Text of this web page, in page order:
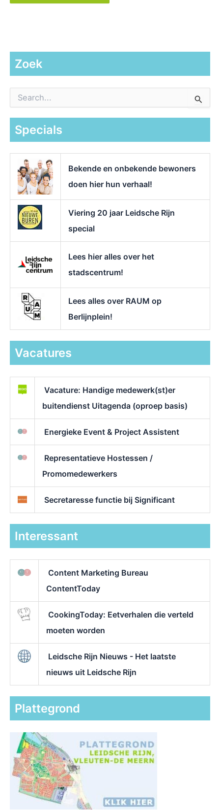
Zoek
a
Specials
Bekende en onbekende bewoners
doen hier hun verhaal!
Viering 20 jaar Leidsche Rijn
special
Lees hier alles over het
stadscentrum!
Lees alles over RAUM op
Berlijnplein!
Vacatures
Vacature: Handige medewerk(st)er
buitendienst Uitagenda (oproep basis)
Energieke Event & Project Assistent
Representatieve Hostessen /
Promomedewerkers
Secretaresse functie bij Significant
Interessant
Content Marketing Bureau
ContentToday
CookingToday: Eetverhalen die verteld
moeten worden
Leidsche Rijn Nieuws - Het laatste
nieuws uit Leidsche Rijn
Plattegrond